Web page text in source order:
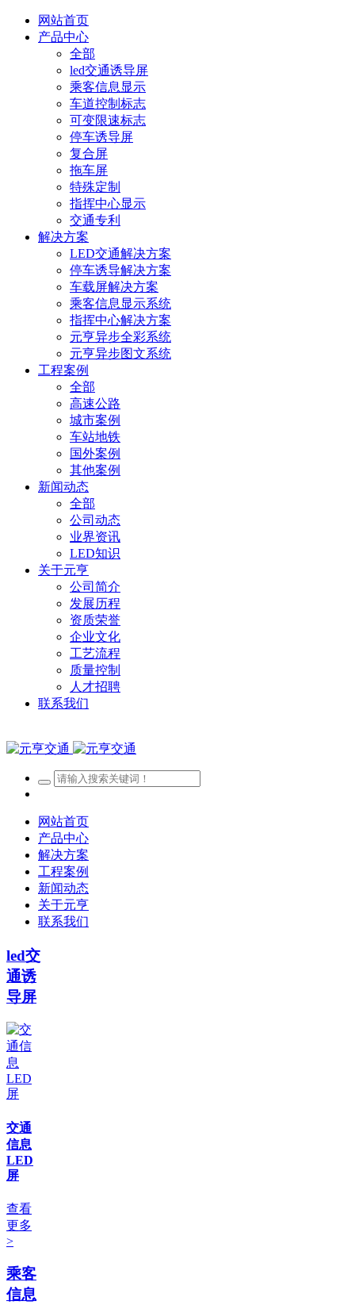
网站首页
产品中心
全部
led交通诱导屏
乘客信息显示
车道控制标志
可变限速标志
停车诱导屏
复合屏
拖车屏
特殊定制
指挥中心显示
交通专利
解决方案
LED交通解决方案
停车诱导解决方案
车载屏解决方案
乘客信息显示系统
指挥中心解决方案
元亨异步全彩系统
元亨异步图文系统
工程案例
全部
高速公路
城市案例
车站地铁
国外案例
其他案例
新闻动态
全部
公司动态
业界资讯
LED知识
关于元亨
公司简介
发展历程
资质荣誉
企业文化
工艺流程
质量控制
人才招聘
联系我们
网站首页
产品中心
解决方案
工程案例
新闻动态
关于元亨
联系我们
led交
通诱
导屏
交通
信息
LED
屏
查看
更多
>
乘客
信息